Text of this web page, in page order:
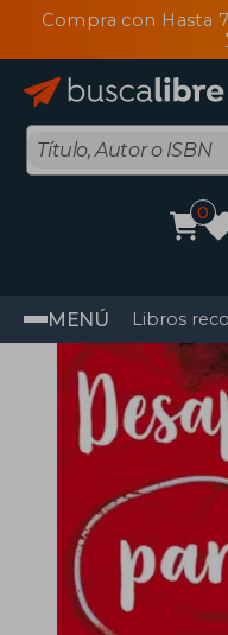
Compra con Hasta
0
MENÚ Libros